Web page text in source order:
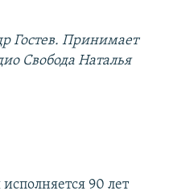
Гостев. Принимает
Свобода Наталья
90 лет